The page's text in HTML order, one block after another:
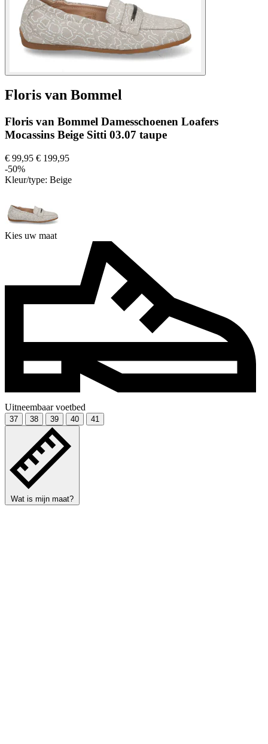
Floris van Bommel
Floris van Bommel Damesschoenen Loafers
Mocassins Beige Sitti 03.07 taupe
€ 99,95 € 199,95
-50%
Kleur/type: Beige
Kies uw maat
Uitneembaar voetbed
37 38 39 40 41
Wat is mijn maat?